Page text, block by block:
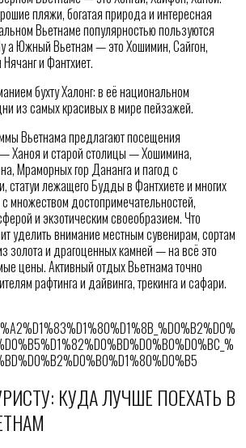
пляжи, богатая природа и интересная
Вьетнаме популярностью пользуются
а Южный Вьетнам — это Хошимин, Сайгон,
и Фантхиет.
бухту Халонг: в её национальном
из самых красивых в мире пейзажей.
Вьетнама предлагают посещения
Ханоя и старой столицы — Хошимина,
Мраморных гор Дананга и пагод с
статуи лежащего Будды в Фантхиете и многих
множеством достопримечательностей,
и экзотическим своеобразием. Что
уделить внимание местным сувенирам, сортам
золота и драгоценных камней — на всё это
цены. Активный отдых Вьетнама точно
рафтинга и дайвинга, трекинга и сафари.
КУДА ЛУЧШЕ ПОЕХАТЬ В